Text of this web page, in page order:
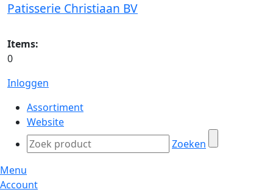
Patisserie Christiaan BV
Items:
0
Inloggen
Assortiment
Website
Zoeken
Menu
Account